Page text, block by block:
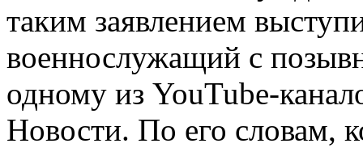
таким заявлением
военнослужащий с
одному из YouTube-
Новости. По его словам,